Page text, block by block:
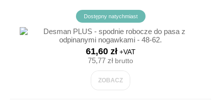
Dostępny natychmiast
61,60 zł+VAT
75,77 złbrutto
ZOBACZ